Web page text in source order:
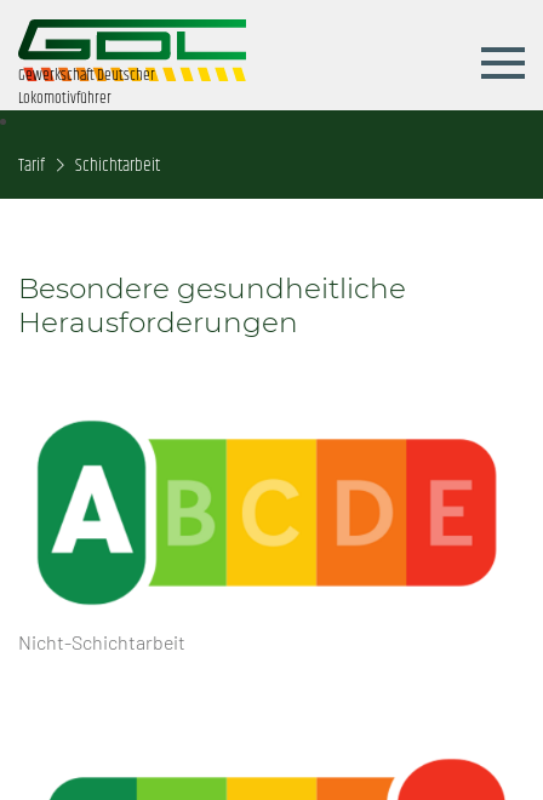
Gewerkschaft Deutscher
Lokomotivführer
Tarif Schichtarbeit
Besondere gesundheitliche
Herausforderungen
Nicht-Schichtarbeit